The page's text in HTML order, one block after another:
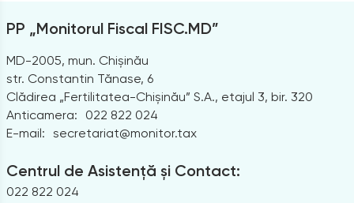
PP „Monitorul Fiscal FISC.MD”
MD-2005, mun. Chișinău
str. Constantin Tănase, 6
Clădirea „Fertilitatea-Chișinău” S.A., etajul 3, bir. 320
Anticamera:
022 822 024
E-mail: secretariat@monitor.tax
Centrul de Asistență și Contact:
022 822 024